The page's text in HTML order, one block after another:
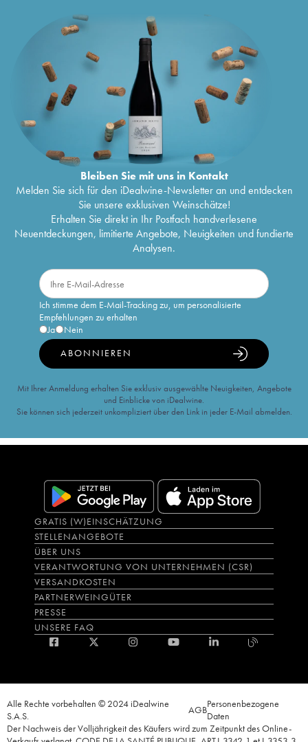
Bleiben Sie mit uns in Kontakt
Melden Sie sich für den iDealwine-Newsletter an und entdecken
Sie unsere exklusiven Weinschätze!
Erhalten Sie direkt in Ihr Postfach handverlesene
Neuentdeckungen, limitierte Angebote, Neuigkeiten und fundierte
Analysen.
Ich stimme dem E-Mail-Tracking zu, um personalisierte
Empfehlungen zu erhalten
Ja
Nein
ABONNIEREN
Mit Ihrer Anmeldung erhalten Sie exklusiv ausgewählte Neuigkeiten, Angebote
und Einblicke von iDealwine.
Sie können sich jederzeit unkompliziert über den Link in jeder E-Mail abmelden.
GRATIS (W)EINSCHÄTZUNG
STELLENANGEBOTE
ÜBER UNS
VERANTWORTUNG VON UNTERNEHMEN (CSR)
VERSANDKOSTEN
PARTNERWEINGÜTER
PRESSE
UNSERE FAQ
Alle Rechte vorbehalten © 2024 iDealwine
S.A.S.
AGBPersonenbezogene
Daten
Der Nachweis der Volljährigkeit des Käufers wird zum Zeitpunkt des Online-